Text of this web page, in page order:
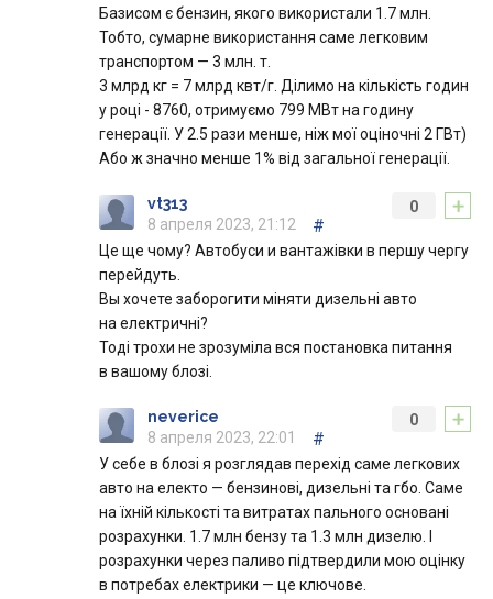
Базисом є бензин, якого використали 1.7 млн.
Тобто, сумарне використання саме легковим
транспортом — 3 млн. т.
3 млрд кг = 7 млрд квт/г. Ділимо на кількість годин
у році - 8760, отримуємо 799 МВт на годину
генерації. У 2.5 рази менше, ніж мої оціночні 2 ГВт)
Або ж значно менше 1% від загальної генерації.
+
0
vt313
8 апреля 2023, 21:12
#
Це ще чому? Автобуси и вантажівки в першу чергу
перейдуть.
Вы хочете заборогити міняти дизельні авто
на електричні?
Тоді трохи не зрозуміла вся постановка питання
в вашому блозі.
+
0
neverice
8 апреля 2023, 22:01
#
У себе в блозі я розглядав перехід саме легкових
авто на електо — бензинові, дизельні та гбо. Саме
на їхній кількості та витратах пального основані
розрахунки. 1.7 млн бензу та 1.3 млн дизелю. І
розрахунки через паливо підтвердили мою оцінку
в потребах електрики — це ключове.